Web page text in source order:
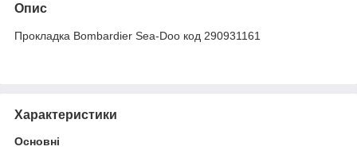
Опис
Прокладка Bombardier Sea-Doo код 290931161
Характеристики
Основні